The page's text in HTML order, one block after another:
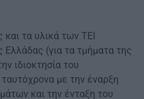
τα υλικά των ΤΕΙ
Ελλάδας (για τα τμήματα της
ιδιοκτησία του
με την έναρξη
και την ένταξη του